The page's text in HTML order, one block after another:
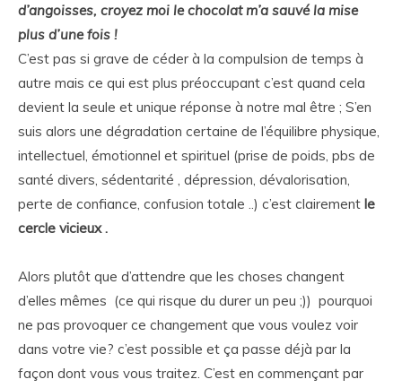
d’angoisses, croyez moi le chocolat m’a sauvé la mise
plus d’une fois !
C’est pas si grave de céder à la compulsion de temps à
autre mais ce qui est plus préoccupant c’est quand cela
devient la seule et unique réponse à notre mal être ; S’en
suis alors une dégradation certaine de l’équilibre physique,
intellectuel, émotionnel et spirituel (prise de poids, pbs de
santé divers, sédentarité , dépression, dévalorisation,
perte de confiance, confusion totale ..) c’est clairement le
cercle vicieux .
Alors plutôt que d’attendre que les choses changent
d’elles mêmes (ce qui risque du durer un peu ;)) pourquoi
ne pas provoquer ce changement que vous voulez voir
dans votre vie? c’est possible et ça passe déjà par la
façon dont vous vous traitez. C’est en commençant par